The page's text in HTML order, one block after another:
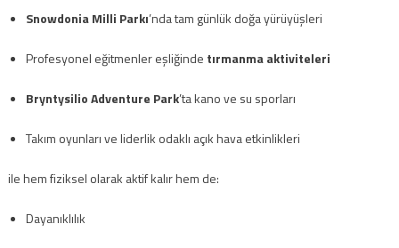
Snowdonia Milli Parkı’nda tam günlük doğa yürüyüşleri
Profesyonel eğitmenler eşliğinde tırmanma aktiviteleri
Bryntysilio Adventure Park’ta kano ve su sporları
Takım oyunları ve liderlik odaklı açık hava etkinlikleri
ile hem fiziksel olarak aktif kalır hem de:
Dayanıklılık